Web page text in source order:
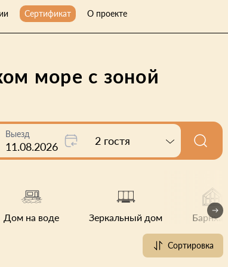
Сертификат О проекте
море с зоной
Выезд
11.08.2026 2 гостя
Дом на воде Зеркальный дом Барнхауз
Сортировка